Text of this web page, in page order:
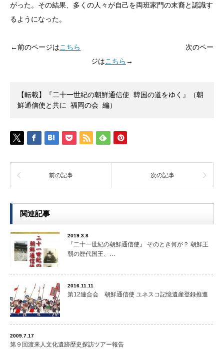
がった。その結果、多くの人々が自己を両班家門の末裔と認識す
るようになった。
←前のページはこちら
次のペー
ジはこちら →
【転載】『二十一世紀の朝鮮通信使 韓国の道をゆく』（朝
鮮通信使と共に 福岡の会 編）
前の記事 次の記事
関連記事
2019.3.8
『二十一世紀の朝鮮通信使』 そのとき何が？ 朝鮮王
朝の歴代国王、…
2016.11.11
第12連合会 朝鮮通信使 ユネスコ記憶遺産登録推進
2009.7.17
第９回渡来人文化遺跡歴史探訪ツアー報告